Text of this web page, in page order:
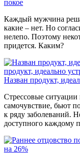
покое
Каждый мужчина
какие – нет. Но
нелепо. Поэтому
придется. Каким?
продукт, идеально
Назван продукт,
Стрессовые
самочувствие, бьют
к ряду заболеваний.
доступного каждому